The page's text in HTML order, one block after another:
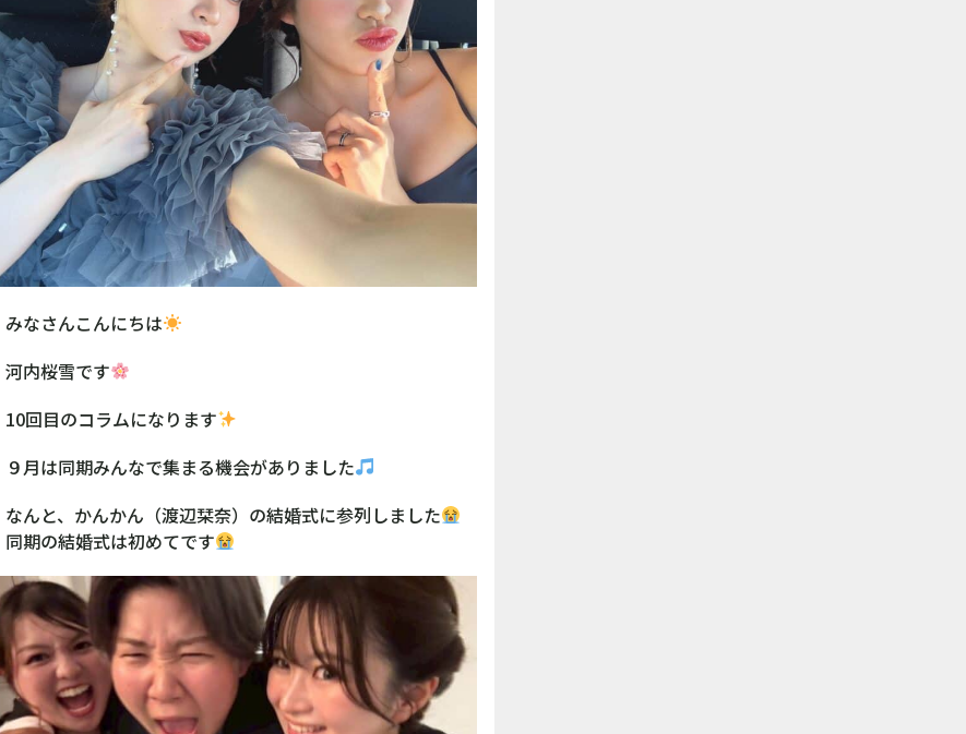
みなさんこんにちは
河内桜雪です
10回目のコラムになります
９月は同期みんなで集まる機会がありました
なんと、かんかん（渡辺栞奈）の結婚式に参列しました
同期の結婚式は初めてです